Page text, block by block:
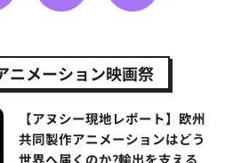
ニメーション映画祭
【アヌシー現地レポート】欧州
共同製作アニメーションはどう
世界へ届くのか?輸出を支える